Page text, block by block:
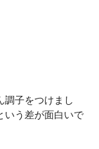
調子をつけまし
いう差が面白いで